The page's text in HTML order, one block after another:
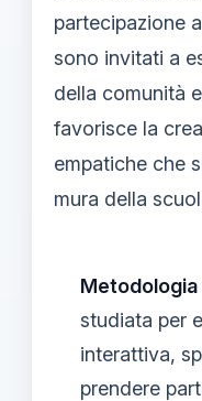
partecipazione
sono invitati a
della comunità
favorisce la
empatiche che
mura della
Metodologia
studiata per
interattiva,
prendere